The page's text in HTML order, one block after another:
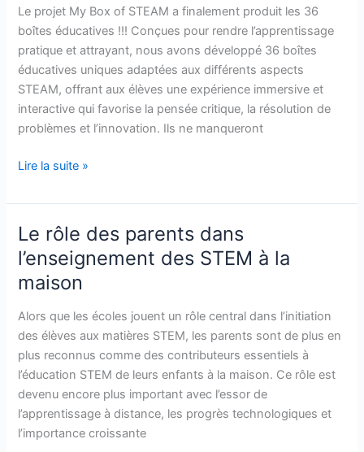
Le projet My Box of STEAM a finalement produit les 36
boîtes éducatives !!! Conçues pour rendre l’apprentissage
pratique et attrayant, nous avons développé 36 boîtes
éducatives uniques adaptées aux différents aspects
STEAM, offrant aux élèves une expérience immersive et
interactive qui favorise la pensée critique, la résolution de
problèmes et l’innovation. Ils ne manqueront
STEAM:
Inspirer
les
innovateurs
de
demain
Lire la suite »
Le rôle des parents dans
l’enseignement des STEM à la
maison
Alors que les écoles jouent un rôle central dans l’initiation
des élèves aux matières STEM, les parents sont de plus en
plus reconnus comme des contributeurs essentiels à
l’éducation STEM de leurs enfants à la maison. Ce rôle est
devenu encore plus important avec l’essor de
l’apprentissage à distance, les progrès technologiques et
l’importance croissante
Le
rôle
des
parents
dans
l’enseignement
des
STEM
à
la
maison